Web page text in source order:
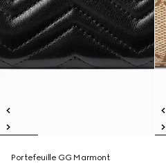
Portefeuille GG Marmont